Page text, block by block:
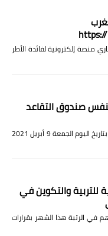
منصة إلكترونية لفائدة الأطر
صندوق التقاعد
قام موقع الصندوق المغربي للتقاعد بتحديث جديد بتاريخ اليوم الجمعة 9 أبريل 2021
للتربية والتكوين في
في الرتبة هذا الشهر بقرارات